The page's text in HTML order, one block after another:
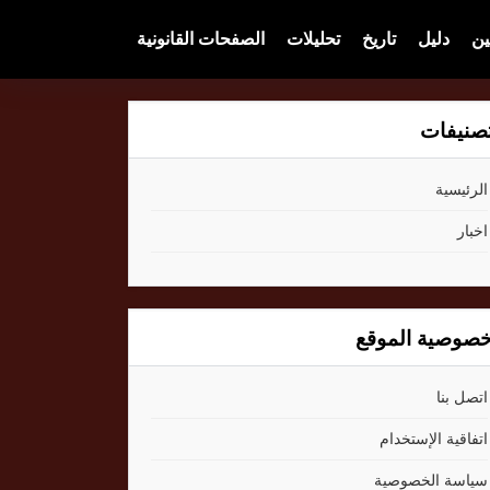
دليل تاريخ تحليلات الصفحات القانونية
الرئيسية
اخبار
الموقع
اتصل بنا
اتفاقية الإستخدام
سياسة الخصوصية